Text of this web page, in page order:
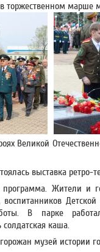
торжественном марше
Великой
выставка ретро-
программа. Жители и
воспитанников
В парке
каша.
музей истории